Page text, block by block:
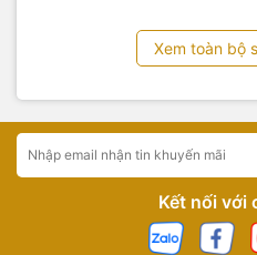
Xem toàn bộ
Kết nối với